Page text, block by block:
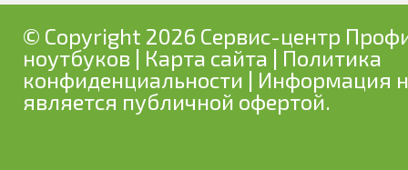
© Copyright 2026 Сервис-центр
ноутбуков | Карта сайта | Политика
конфиденциальности | Информация
является публичной офертой.